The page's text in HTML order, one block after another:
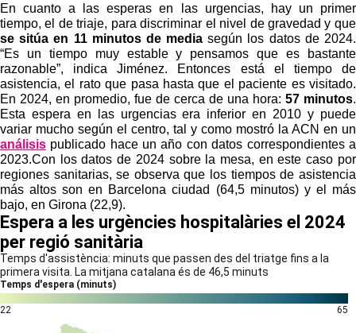
En cuanto a las esperas en las urgencias, hay un primer
tiempo, el de triaje, para discriminar el nivel de gravedad y que
se sitúa en 11 minutos de media según los datos de 2024.
“Es un tiempo muy estable y pensamos que es bastante
razonable”, indica Jiménez. Entonces está el tiempo de
asistencia, el rato que pasa hasta que el paciente es visitado.
En 2024, en promedio, fue de cerca de una hora: 57 minutos.
Esta espera en las urgencias era inferior en 2010 y puede
variar mucho según el centro, tal y como mostró la ACN en un
análisis publicado hace un año con datos correspondientes a
2023.Con los datos de 2024 sobre la mesa, en este caso por
regiones sanitarias, se observa que los tiempos de asistencia
más altos son en Barcelona ciudad (64,5 minutos) y el más
bajo, en Girona (22,9).